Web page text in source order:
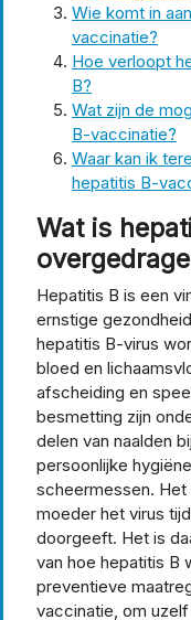
Wie komt in
vaccinatie?
Hoe verloopt
B?
Wat zijn de
B-vaccinatie?
Waar kan ik
hepatitis B-
Wat is
Hepatitis B is een
ernstige
hepatitis B-virus
bloed en
afscheiding en
besmetting zijn
delen van naalden
persoonlijke
scheermessen.
moeder het virus
doorgeeft. Het is
van hoe hepatitis B
preventieve
vaccinatie, om